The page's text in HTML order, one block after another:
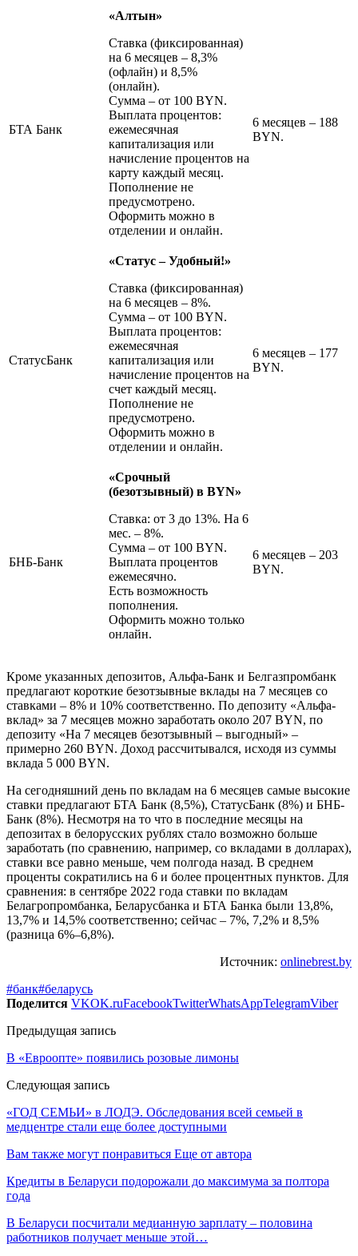
БТА Банк
«Алтын»
Ставка (фиксированная)
на 6 месяцев – 8,3%
(офлайн) и 8,5%
(онлайн).
Сумма – от 100 BYN.
Выплата процентов:
ежемесячная
капитализация или
начисление процентов на
карту каждый месяц.
Пополнение не
предусмотрено.
Оформить можно в
отделении и онлайн.
6 месяцев – 188
BYN.
СтатусБанк
«Статус – Удобный!»
Ставка (фиксированная)
на 6 месяцев – 8%.
Сумма – от 100 BYN.
Выплата процентов:
ежемесячная
капитализация или
начисление процентов на
счет каждый месяц.
Пополнение не
предусмотрено.
Оформить можно в
отделении и онлайн.
6 месяцев – 177
BYN.
БНБ-Банк
«Срочный
(безотзывный) в BYN»
Ставка: от 3 до 13%. На 6
мес. – 8%.
Сумма – от 100 BYN.
Выплата процентов
ежемесячно.
Есть возможность
пополнения.
Оформить можно только
онлайн.
6 месяцев – 203
BYN.
Кроме указанных депозитов, Альфа-Банк и Белгазпромбанк
предлагают короткие безотзывные вклады на 7 месяцев со
ставками – 8% и 10% соответственно. По депозиту «Альфа-
вклад» за 7 месяцев можно заработать около 207 BYN, по
депозиту «На 7 месяцев безотзывный – выгодный» –
примерно 260 BYN. Доход рассчитывался, исходя из суммы
вклада 5 000 BYN.
На сегодняшний день по вкладам на 6 месяцев самые высокие
ставки предлагают БТА Банк (8,5%), СтатусБанк (8%) и БНБ-
Банк (8%). Несмотря на то что в последние месяцы на
депозитах в белорусских рублях стало возможно больше
заработать (по сравнению, например, со вкладами в долларах),
ставки все равно меньше, чем полгода назад. В среднем
проценты сократились на 6 и более процентных пунктов. Для
сравнения: в сентябре 2022 года ставки по вкладам
Белагропромбанка, Беларусбанка и БТА Банка были 13,8%,
13,7% и 14,5% соответственно; сейчас – 7%, 7,2% и 8,5%
(разница 6%–6,8%).
Источник: onlinebrest.by
#банк#беларусь
Поделится VKOK.ruFacebookTwitterWhatsAppTelegramViber
Предыдущая запись
В «Евроопте» появились розовые лимоны
Следующая запись
«ГОД СЕМЬИ» в ЛОДЭ. Обследования всей семьей в
медцентре стали еще более доступными
Вам также могут понравиться Еще от автора
Кредиты в Беларуси подорожали до максимума за полтора
года
В Беларуси посчитали медианную зарплату – половина
работников получает меньше этой…